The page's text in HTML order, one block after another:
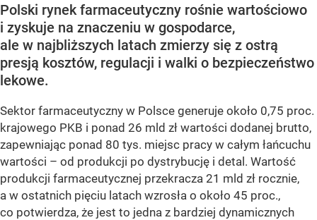
Polski rynek farmaceutyczny rośnie wartościowo
i zyskuje na znaczeniu w gospodarce,
ale w najbliższych latach zmierzy się z ostrą
presją kosztów, regulacji i walki o bezpieczeństwo
lekowe.
Sektor farmaceutyczny w Polsce generuje około 0,75 proc.
krajowego PKB i ponad 26 mld zł wartości dodanej brutto,
zapewniając ponad 80 tys. miejsc pracy w całym łańcuchu
wartości – od produkcji po dystrybucję i detal. Wartość
produkcji farmaceutycznej przekracza 21 mld zł rocznie,
a w ostatnich pięciu latach wzrosła o około 45 proc.,
co potwierdza, że jest to jedna z bardziej dynamicznych